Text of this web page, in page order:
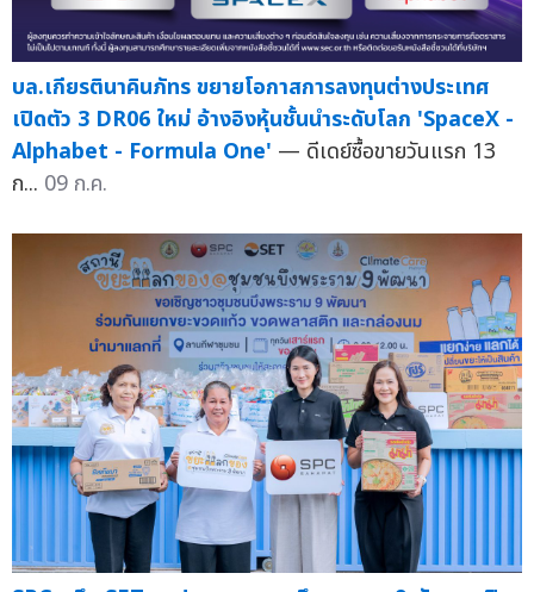
บล.เกียรตินาคินภัทร ขยายโอกาสการลงทุนต่างประเทศ
เปิดตัว 3 DR06 ใหม่ อ้างอิงหุ้นชั้นนำระดับโลก 'SpaceX -
Alphabet - Formula One' — ดีเดย์ซื้อขายวันแรก 13
ก... 09 ก.ค.